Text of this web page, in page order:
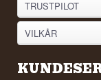
TRUSTPILOT
VILKÅR